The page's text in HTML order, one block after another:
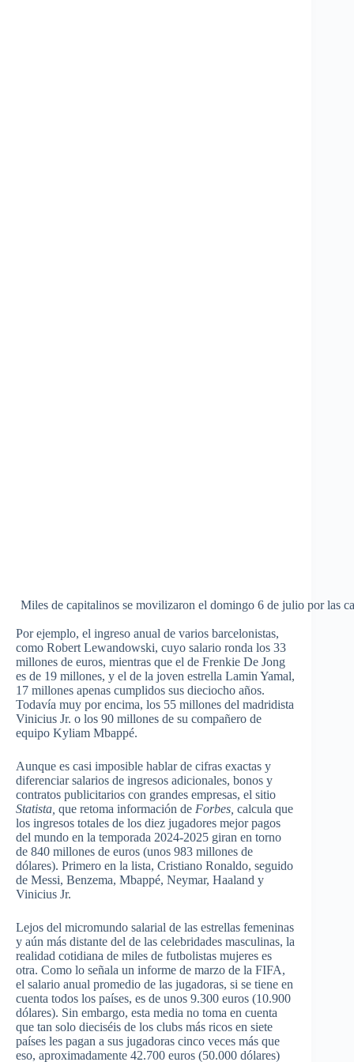
Miles de capitalinos se movilizaron el domingo 6 de julio por las
Por ejemplo, el ingreso anual de varios barcelonistas,
como Robert Lewandowski, cuyo salario ronda los 33
millones de euros, mientras que el de Frenkie De Jong
es de 19 millones, y el de la joven estrella Lamin Yamal,
17 millones apenas cumplidos sus dieciocho años.
Todavía muy por encima, los 55 millones del madridista
Vinicius Jr. o los 90 millones de su compañero de
equipo Kyliam Mbappé.
Aunque es casi imposible hablar de cifras exactas y
diferenciar salarios de ingresos adicionales, bonos y
contratos publicitarios con grandes empresas, el sitio
Statista, que retoma información de Forbes, calcula que
los ingresos totales de los diez jugadores mejor pagos
del mundo en la temporada 2024-2025 giran en torno
de 840 millones de euros (unos 983 millones de
dólares). Primero en la lista, Cristiano Ronaldo, seguido
de Messi, Benzema, Mbappé, Neymar, Haaland y
Vinicius Jr.
Lejos del micromundo salarial de las estrellas femeninas
y aún más distante del de las celebridades masculinas, la
realidad cotidiana de miles de futbolistas mujeres es
otra. Como lo señala un informe de marzo de la FIFA,
el salario anual promedio de las jugadoras, si se tiene en
cuenta todos los países, es de unos 9.300 euros (10.900
dólares). Sin embargo, esta media no toma en cuenta
que tan solo dieciséis de los clubs más ricos en siete
países les pagan a sus jugadoras cinco veces más que
eso, aproximadamente 42.700 euros (50.000 dólares)